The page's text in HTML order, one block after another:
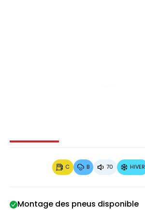
Image 1 sur 3
C B 70 HIVER
Montage des pneus disponible